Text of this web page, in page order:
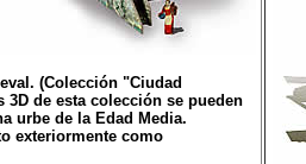
(Colección "Ciudad
3D de esta colección se pueden
urbe de la Edad Media.
exteriormente como